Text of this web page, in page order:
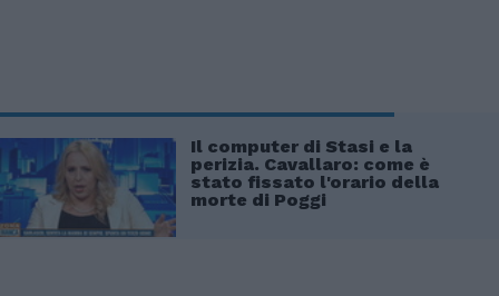
Il computer di Stasi e la
perizia. Cavallaro: come è
stato fissato l'orario della
morte di Poggi